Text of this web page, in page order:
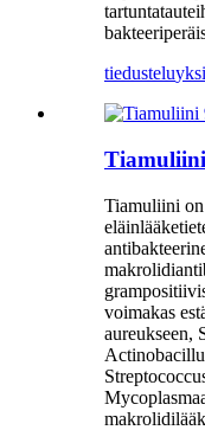
tiedustelu
Tiamuliini on
voimakas
aureukseen,